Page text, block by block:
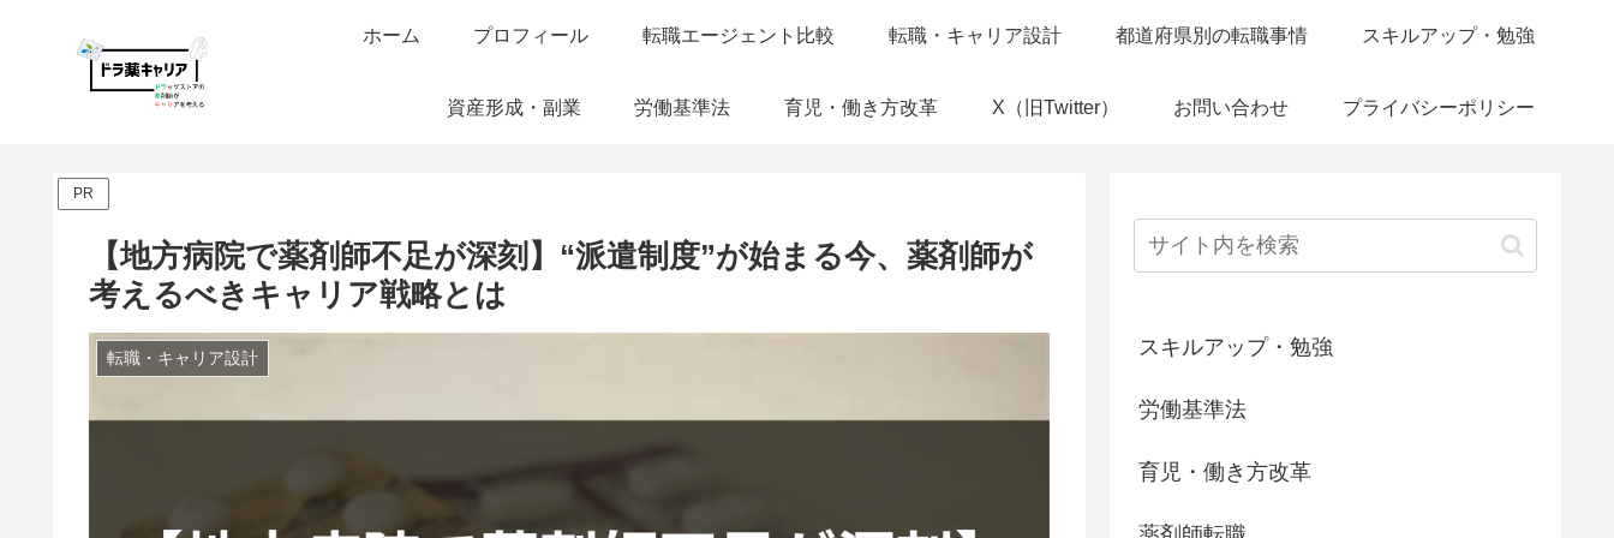
ホーム プロフィール 転職エージェント比較 転職・キャリア設計 都道府県別の転職事情 スキルアップ・勉強
資産形成・副業 労働基準法 育児・働き方改革 X（旧Twitter） お問い合わせ プライバシーポリシー
PR
【地方病院で薬剤師不足が深刻】“派遣制度”が始まる今、薬剤師が
考えるべきキャリア戦略とは
転職・キャリア設計 スキルアップ・勉強
労働基準法
育児・働き方改革